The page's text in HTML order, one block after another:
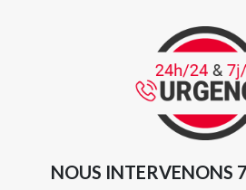
NOUS